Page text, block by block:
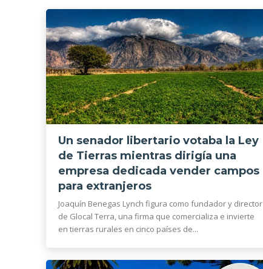
Un senador libertario votaba la Ley
de Tierras mientras dirigía una
empresa dedicada vender campos
para extranjeros
Joaquín Benegas Lynch figura como fundador y director
de Glocal Terra, una firma que comercializa e invierte
en tierras rurales en cinco países de...